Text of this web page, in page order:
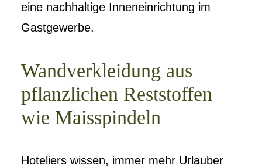
eine nachhaltige Inneneinrichtung im
Gastgewerbe.
Wandverkleidung aus
pflanzlichen Reststoffen
wie Maisspindeln
Hoteliers wissen, immer mehr Urlauber